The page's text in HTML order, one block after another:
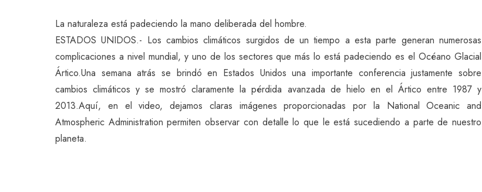
La naturaleza está padeciendo la mano deliberada del hombre.
ESTADOS UNIDOS.- Los cambios climáticos surgidos de un tiempo a esta parte generan numerosas
complicaciones a nivel mundial, y uno de los sectores que más lo está padeciendo es el Océano Glacial
Ártico.Una semana atrás se brindó en Estados Unidos una importante conferencia justamente sobre
cambios climáticos y se mostró claramente la pérdida avanzada de hielo en el Ártico entre 1987 y
2013.Aquí, en el video, dejamos claras imágenes proporcionadas por la National Oceanic and
Atmospheric Administration permiten observar con detalle lo que le está sucediendo a parte de nuestro
planeta.